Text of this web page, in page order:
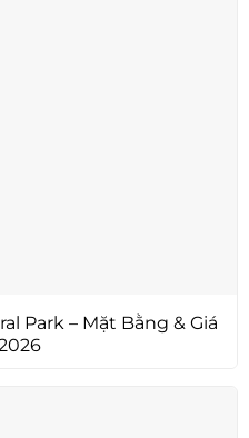
Park – Mặt Bằng & Giá